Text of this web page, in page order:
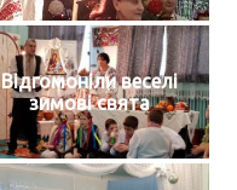
Відгомоніли веселі
зимові свята